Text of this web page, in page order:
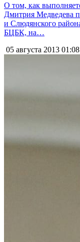
О том, как
Дмитрия Медведева
и Слюдянского
БЦБК, на…
05 августа 2013 01:08